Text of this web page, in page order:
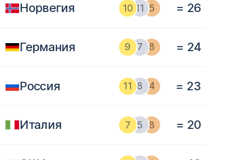
Норвегия 10 11 5 = 26
Германия 9 7 8 = 24
Россия 11 8 4 = 23
Италия 7 5 8 = 20